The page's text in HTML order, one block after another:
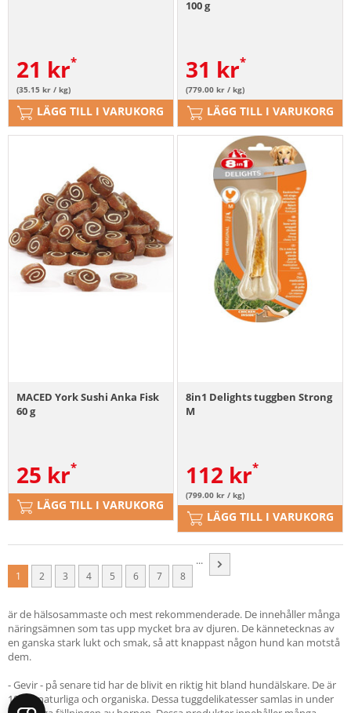
21 kr
(35.15 kr / kg)
LÄGG TILL I VARUKORG
100 g
31 kr
(779.00 kr / kg)
LÄGG TILL I VARUKORG
MACED York Sushi Anka Fisk
60 g
25 kr
LÄGG TILL I VARUKORG
8in1 Delights tuggben Strong
M
112 kr
(799.00 kr / kg)
LÄGG TILL I VARUKORG
1 2 3 4 5 6 7 8
...
är de hälsosammaste och mest rekommenderade. De innehåller många
näringsämnen som tas upp mycket bra av djuren. De kännetecknas av
en ganska stark lukt och smak, så att knappast någon hund kan motstå
dem.
- Gevir - på senare tid har de blivit en riktig hit bland hundälskare. De är
100 % naturliga och organiska. Dessa tuggdelikatesser samlas in under